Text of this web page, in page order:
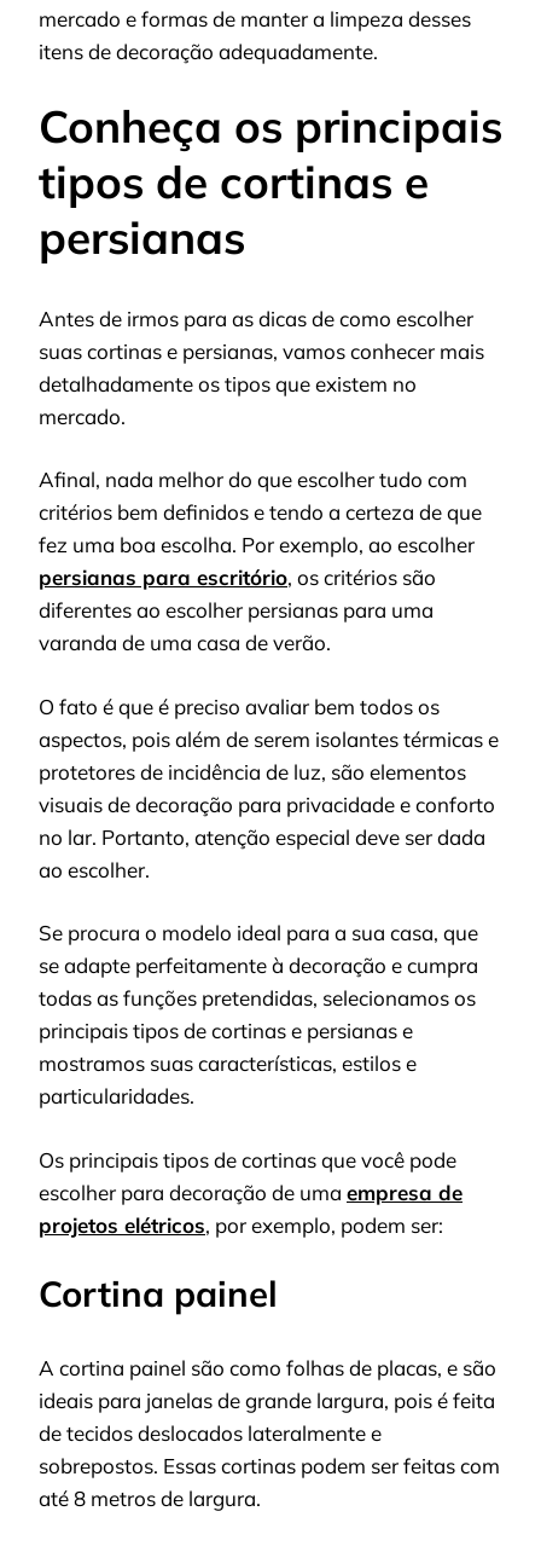
mercado e formas de manter a limpeza desses
itens de decoração adequadamente.
Conheça os principais
tipos de cortinas e
persianas
Antes de irmos para as dicas de como escolher
suas cortinas e persianas, vamos conhecer mais
detalhadamente os tipos que existem no
mercado.
Afinal, nada melhor do que escolher tudo com
critérios bem definidos e tendo a certeza de que
fez uma boa escolha. Por exemplo, ao escolher
persianas para escritório, os critérios são
diferentes ao escolher persianas para uma
varanda de uma casa de verão.
O fato é que é preciso avaliar bem todos os
aspectos, pois além de serem isolantes térmicas e
protetores de incidência de luz, são elementos
visuais de decoração para privacidade e conforto
no lar. Portanto, atenção especial deve ser dada
ao escolher.
Se procura o modelo ideal para a sua casa, que
se adapte perfeitamente à decoração e cumpra
todas as funções pretendidas, selecionamos os
principais tipos de cortinas e persianas e
mostramos suas características, estilos e
particularidades.
Os principais tipos de cortinas que você pode
escolher para decoração de uma empresa de
projetos elétricos, por exemplo, podem ser:
Cortina painel
A cortina painel são como folhas de placas, e são
ideais para janelas de grande largura, pois é feita
de tecidos deslocados lateralmente e
sobrepostos. Essas cortinas podem ser feitas com
até 8 metros de largura.